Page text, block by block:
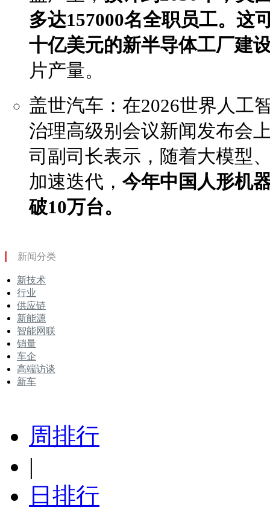
多达157000名全职员工。这
十亿美元的新半导体工厂建
片产量。
盖世汽车：在2026世界人工
治理高级别会议新闻发布会
司副司长表示，随着大模型
加速迭代， 今年中国人形机
破10万台。
新闻分类
新技术
行业
供应链
新能源
智能网联
销量
车企
高端访谈
新车
周排行
|
日排行